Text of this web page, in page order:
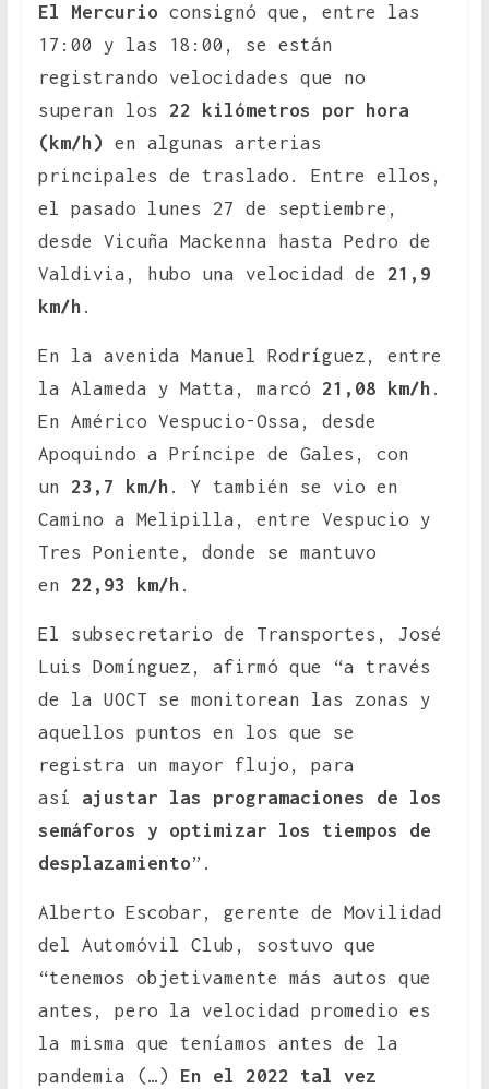
El Mercurio consignó que, entre las
17:00 y las 18:00, se están
registrando velocidades que no
superan los 22 kilómetros por hora
(km/h) en algunas arterias
principales de traslado. Entre ellos,
el pasado lunes 27 de septiembre,
desde Vicuña Mackenna hasta Pedro de
Valdivia, hubo una velocidad de 21,9
km/h .
En la avenida Manuel Rodríguez, entre
la Alameda y Matta, marcó 21,08 km/h .
En Américo Vespucio-Ossa, desde
Apoquindo a Príncipe de Gales, con
un 23,7 km/h . Y también se vio en
Camino a Melipilla, entre Vespucio y
Tres Poniente, donde se mantuvo
en 22,93 km/h .
El subsecretario de Transportes, José
Luis Domínguez, afirmó que “a través
de la UOCT se monitorean las zonas y
aquellos puntos en los que se
registra un mayor flujo, para
así ajustar las programaciones de los
semáforos y optimizar los tiempos de
desplazamiento”.
Alberto Escobar, gerente de Movilidad
del Automóvil Club, sostuvo que
“tenemos objetivamente más autos que
antes, pero la velocidad promedio es
la misma que teníamos antes de la
pandemia (…) En el 2022 tal vez